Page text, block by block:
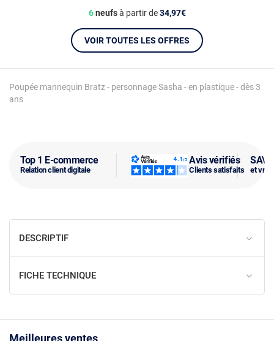
Top 1 E-commerce
Relation client digitale
Avis vérifiés
Clients satisfaits
SAV
et
Poupée mannequin Bratz - personnage Sasha - en plastique - dès 3
ans
6neufsà partir de34,97€
VOIR TOUTES LES OFFRES
DESCRIPTIF
FICHE TECHNIQUE
Meilleures ventes